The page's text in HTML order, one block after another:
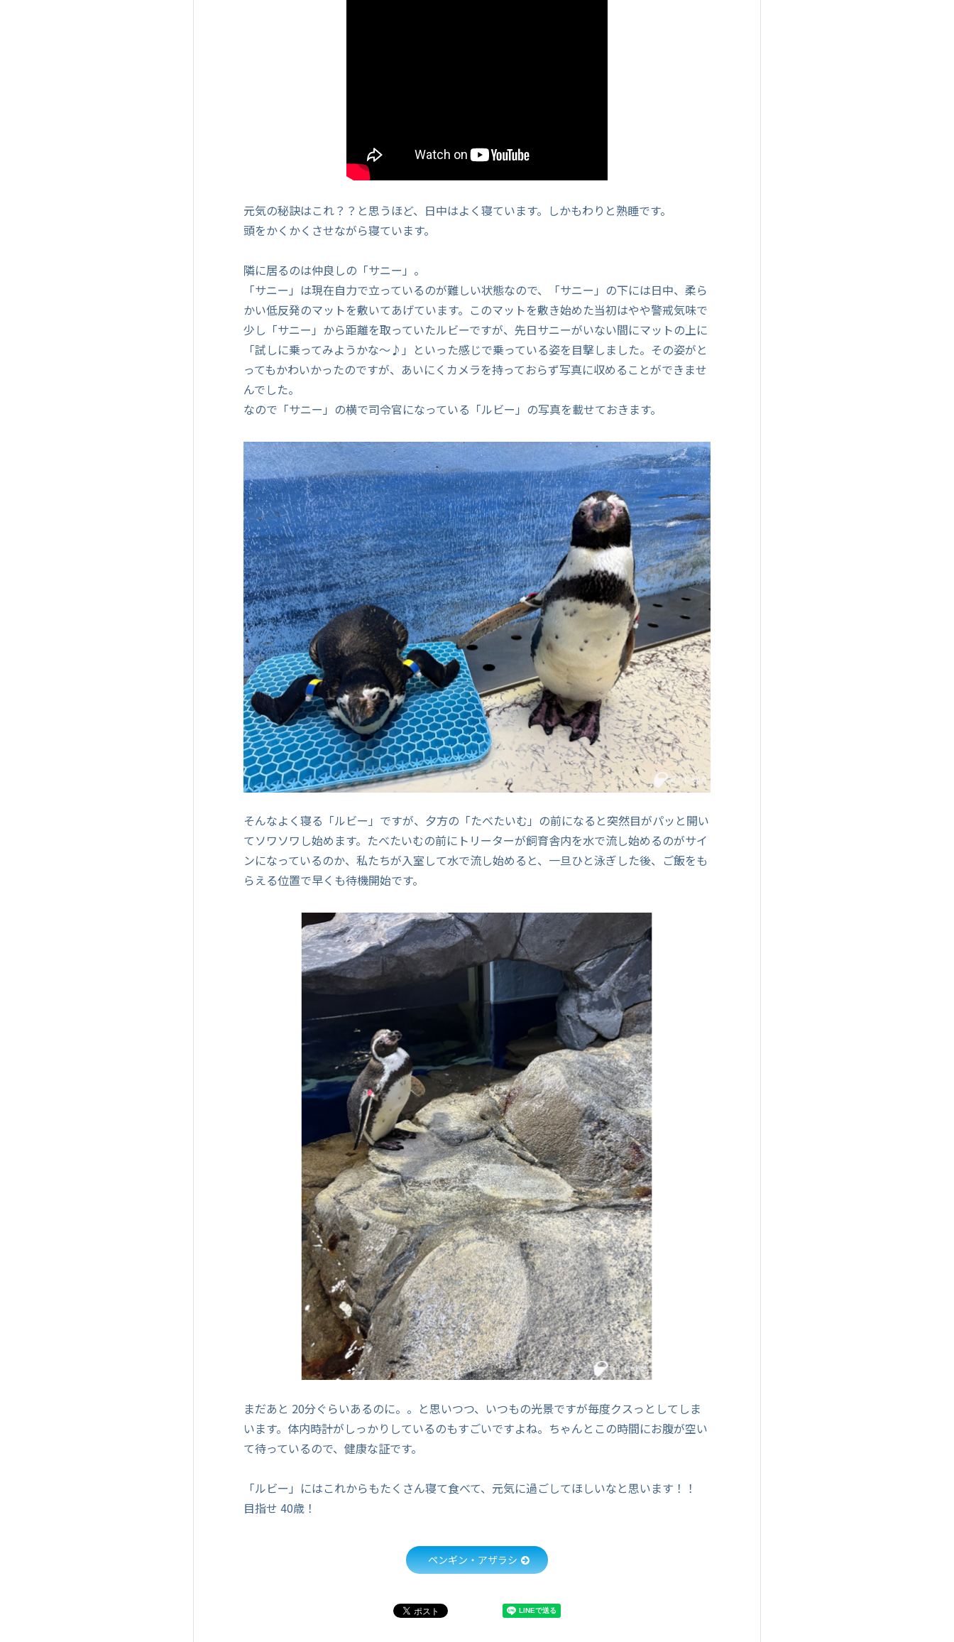
元気の秘訣はこれ？？と思うほど、日中はよく寝ています。しかもわりと熟睡です。
頭をかくかくさせながら寝ています。
隣に居るのは仲良しの「サニー」。
「サニー」は現在自力で立っているのが難しい状態なので、「サニー」の下には日中、柔ら
かい低反発のマットを敷いてあげています。このマットを敷き始めた当初はやや警戒気味で
少し「サニー」から距離を取っていたルビーですが、先日サニーがいない間にマットの上に
「試しに乗ってみようかな～♪」といった感じで乗っている姿を目撃しました。その姿がと
ってもかわいかったのですが、あいにくカメラを持っておらず写真に収めることができませ
んでした。
なので「サニー」の横で司令官になっている「ルビー」の写真を載せておきます。
そんなよく寝る「ルビー」ですが、夕方の「たべたいむ」の前になると突然目がパッと開い
てソワソワし始めます。たべたいむの前にトリーターが飼育舎内を水で流し始めるのがサイ
ンになっているのか、私たちが入室して水で流し始めると、一旦ひと泳ぎした後、ご飯をも
らえる位置で早くも待機開始です。
まだあと 20分ぐらいあるのに。。と思いつつ、いつもの光景ですが毎度クスっとしてしま
います。体内時計がしっかりしているのもすごいですよね。ちゃんとこの時間にお腹が空い
て待っているので、健康な証です。
「ルビー」にはこれからもたくさん寝て食べて、元気に過ごしてほしいなと思います！！
目指せ 40歳！
ペンギン・アザラシ